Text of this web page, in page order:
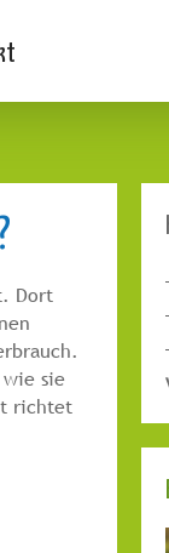
Dort
wie sie
richtet